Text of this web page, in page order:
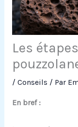
Les
/ Conseils / Par
En bref :